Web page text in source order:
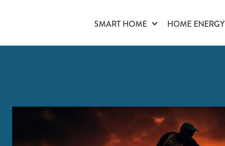
SMART HOME HOME ENERGY